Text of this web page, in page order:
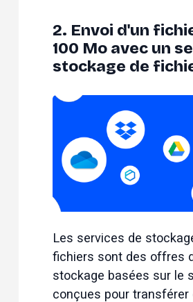
2. Envoi d'un
100 Mo avec un
stockage de
Les services de
fichiers sont des offres
stockage basées sur le
conçues pour transférer